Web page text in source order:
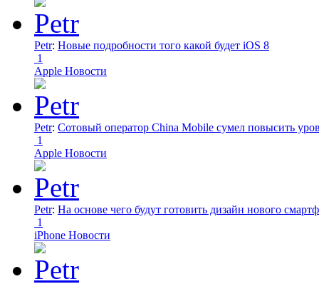
Petr: Новые подробности того какой будет iOS 8
1
Apple Новости
Petr: Сотовый оператор China Mobile сумел повысить
1
Apple Новости
Petr: На основе чего будут готовить дизайн нового
1
iPhone Новости